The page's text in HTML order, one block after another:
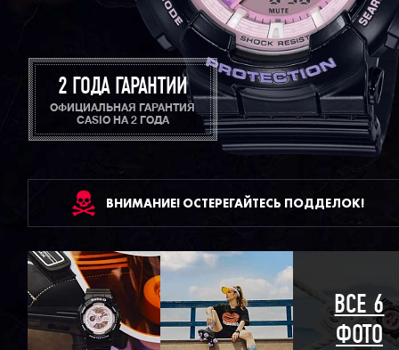
2 ГОДА ГАРАНТИИ
ОФИЦИАЛЬНАЯ ГАРАНТИЯ
CASIO НА 2 ГОДА
ВНИМАНИЕ! ОСТЕРЕГАЙТЕСЬ ПОДДЕЛОК!
ВСЕ 6
ФОТО